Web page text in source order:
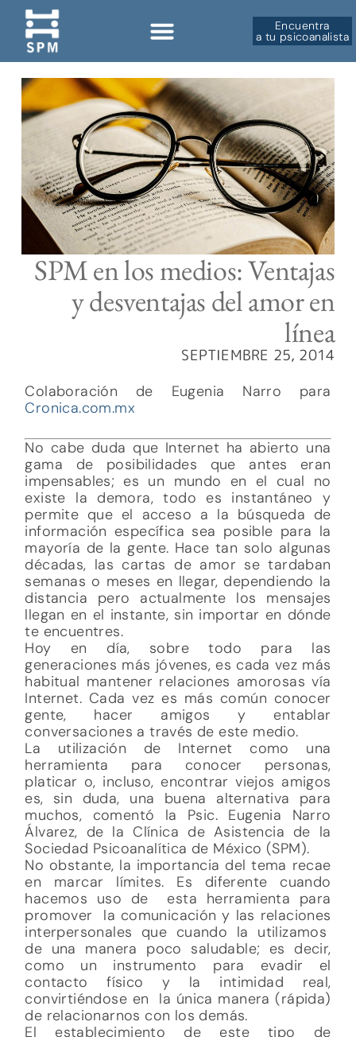
Encuentra
a tu psicoanalista
SPM en los medios: Ventajas
y desventajas del amor en
línea
SEPTIEMBRE 25, 2014
Colaboración de Eugenia Narro para
Cronica.com.mx
No cabe duda que Internet ha abierto una
gama de posibilidades que antes eran
impensables; es un mundo en el cual no
existe la demora, todo es instantáneo y
permite que el acceso a la búsqueda de
información específica sea posible para la
mayoría de la gente. Hace tan solo algunas
décadas, las cartas de amor se tardaban
semanas o meses en llegar, dependiendo la
distancia pero actualmente los mensajes
llegan en el instante, sin importar en dónde
te encuentres.
Hoy en día, sobre todo para las
generaciones más jóvenes, es cada vez más
habitual mantener relaciones amorosas vía
Internet. Cada vez es más común conocer
gente, hacer amigos y entablar
conversaciones a través de este medio.
La utilización de Internet como una
herramienta para conocer personas,
platicar o, incluso, encontrar viejos amigos
es, sin duda, una buena alternativa para
muchos, comentó la Psic. Eugenia Narro
Álvarez, de la Clínica de Asistencia de la
Sociedad Psicoanalítica de México (SPM).
No obstante, la importancia del tema recae
en marcar límites. Es diferente cuando
hacemos uso de esta herramienta para
promover la comunicación y las relaciones
interpersonales que cuando la utilizamos
de una manera poco saludable; es decir,
como un instrumento para evadir el
contacto físico y la intimidad real,
convirtiéndose en la única manera (rápida)
de relacionarnos con los demás.
El establecimiento de este tipo de